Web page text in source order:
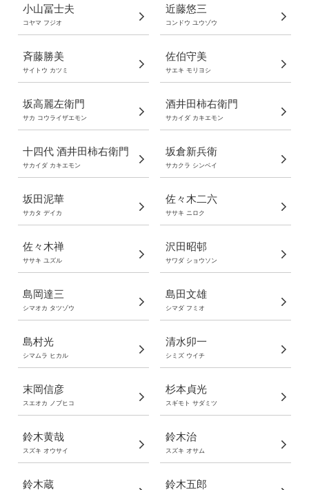
小山冨士夫
コヤマ フジオ
近藤悠三
コンドウ ユウゾウ
斉藤勝美
サイトウ カツミ
佐伯守美
サエキ モリヨシ
坂高麗左衛門
サカ コウライザエモン
酒井田柿右衛門
サカイダ カキエモン
十四代 酒井田柿右衛門
サカイダ カキエモン
坂倉新兵衛
サカクラ シンベイ
坂田泥華
サカタ デイカ
佐々木二六
ササキ ニロク
佐々木禅
ササキ ユズル
沢田昭邨
サワダ ショウソン
島岡達三
シマオカ タツゾウ
島田文雄
シマダ フミオ
島村光
シマムラ ヒカル
清水卯一
シミズ ウイチ
末岡信彦
スエオカ ノブヒコ
杉本貞光
スギモト サダミツ
鈴木黄哉
スズキ オウサイ
鈴木治
スズキ オサム
鈴木蔵 鈴木五郎